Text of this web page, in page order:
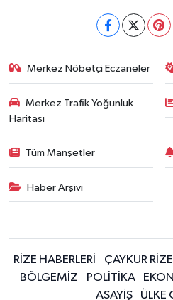
Merkez Nöbetçi Eczaneler
Merkez Trafik Yoğunluk
Haritası
Tüm Manşetler
Haber Arşivi
RİZE HABERLERİ ÇAYKUR
BÖLGEMİZ
POLİTİKA
ASAYİŞ
ÜLKE